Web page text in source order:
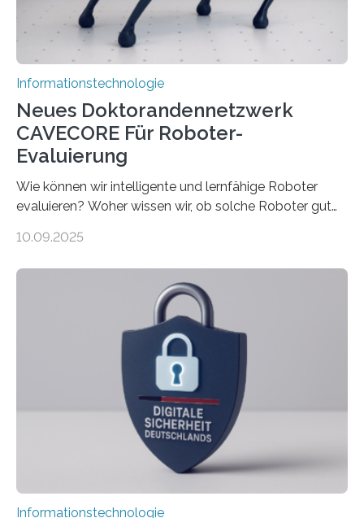
Rechenarchitekturen. Neben Quantencomputern
rücken dabei insbesondere…
Informationstechnologie
Neues Doktorandennetzwerk
CAVECORE Für Roboter-
Evaluierung
Wie können wir intelligente und lernfähige Roboter
evaluieren? Woher wissen wir, ob solche Roboter gut
sich CAVECORE – ein neues Marie Skłodowska-Curie
koordiniert wird. Ab dem 1. September werden sich
über einen Zeitraum von vier Jahren insgesamt 15
Promovierende im Rahmen von CAVECORE mit
kognitiven Robotern beschäftigen – also mit Robotern,
die mittels Sensoren ihre Umgebung erfassen,
Informationen verarbeiten und häufig auch mit…
10.09.2025
Informationstechnologie